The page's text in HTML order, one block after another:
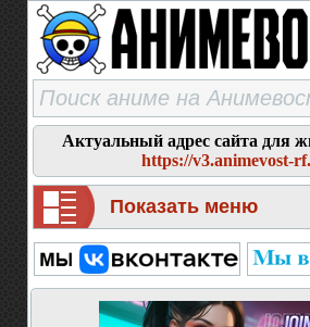
Актуальный адрес сайта для
https://v3.animevost-
Показать меню